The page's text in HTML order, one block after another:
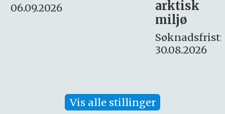
Søknadsfrist:
16. august.
Vis alle stillinger